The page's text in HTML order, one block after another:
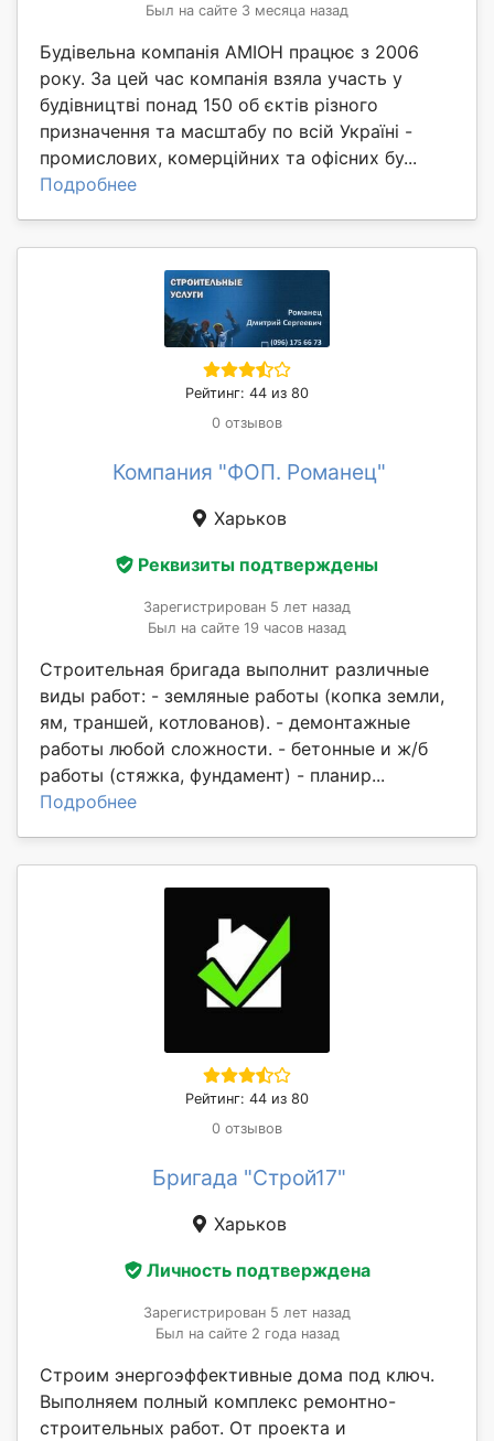
Был на сайте 3 месяца назад
Будівельна компанія АМІОН працює з 2006
року. За цей час компанія взяла участь у
будівництві понад 150 об єктів різного
призначення та масштабу по всій Україні -
промислових, комерційних та офісних бу...
Подробнее
Рейтинг: 44 из 80
0 отзывов
Компания "ФОП. Романец"
Харьков
Реквизиты подтверждены
Зарегистрирован 5 лет назад
Был на сайте 19 часов назад
Строительная бригада выполнит различные
виды работ: - земляные работы (копка земли,
ям, траншей, котлованов). - демонтажные
работы любой сложности. - бетонные и ж/б
работы (стяжка, фундамент) - планир...
Подробнее
Рейтинг: 44 из 80
0 отзывов
Бригада "Строй17"
Харьков
Личность подтверждена
Зарегистрирован 5 лет назад
Был на сайте 2 года назад
Строим энергоэффективные дома под ключ.
Выполняем полный комплекс ремонтно-
строительных работ. От проекта и